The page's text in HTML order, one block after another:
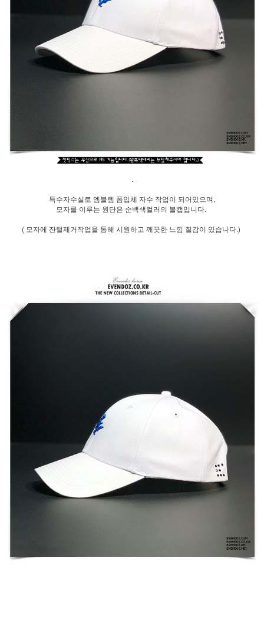
.
특수자수실로 엠블렘 폼입체 자수 작업이 되어있으며,
모자를 이루는 원단은 순백색컬러의 볼캡입니다.
( 모자에 잔털제거작업을 통해 시원하고 깨끗한 느낌 질감이 있습니다.)